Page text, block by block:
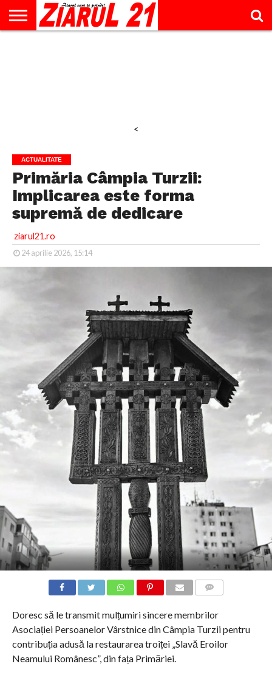
<
ACTUALITATE
Primăria Câmpia Turzii:
Implicarea este forma
supremă de dedicare
ziarul21.ro
24 aprilie 2026, 15:14
Doresc să le transmit mulțumiri sincere membrilor
Asociației Persoanelor Vârstnice din Câmpia Turzii pentru
contribuția adusă la restaurarea troiței „Slavă Eroilor
Neamului Românesc”, din fața Primăriei.